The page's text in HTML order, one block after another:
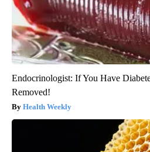
Endocrinologist: If You Have
Removed!
Health Weekly